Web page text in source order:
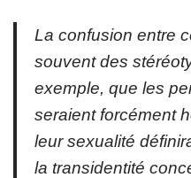
La confusion entre
souvent des
exemple, que les
seraient forcément
leur sexualité
la transidentité